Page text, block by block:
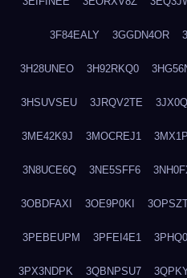
3F84EALY 3GGDN4OR
3H28UNEO 3H92RKQ0
3HSUVSEU 3JRQV2TE
3ME42K9J 3MOCREJ1
3N8UCE6Q 3NE5SFF6
3OBDFAXI 3OE9P0KI
3PEBEUPM 3PFEI4E1
3PX3NDPK 3QBNPSU7